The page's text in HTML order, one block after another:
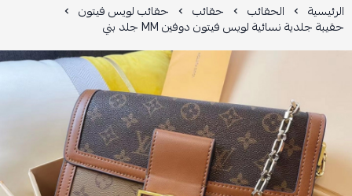
الرئيسية الحقائب حقائب حقائب لويس فيتون
حقيبة جلدية نسائية لويس فيتون دوفين MM جلد بني